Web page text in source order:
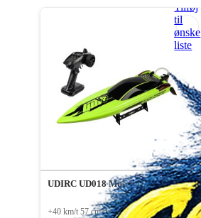
Tilføj
til
ønske
liste
UDIRC UD018 Muscleboat brushless
+40 km/t 57 cm børsteløs RC-båd, 3s Li-Po